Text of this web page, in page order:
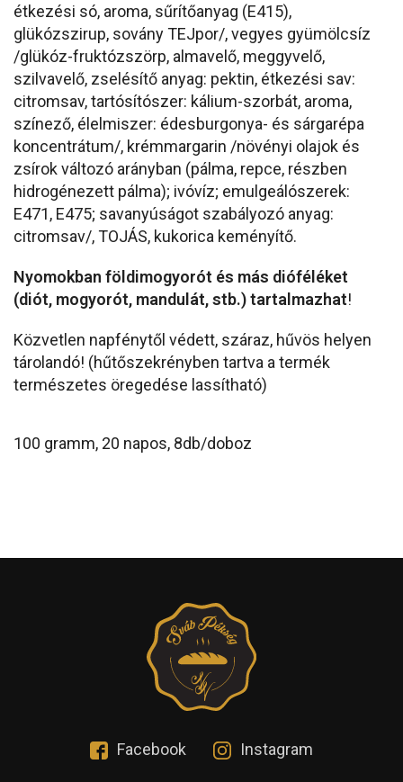
étkezési só, aroma, sűrítőanyag (E415),
glükózszirup, sovány TEJpor/, vegyes gyümölcsíz
/glükóz-fruktózszörp, almavelő, meggyvelő,
szilvavelő, zselésítő anyag: pektin, étkezési sav:
citromsav, tartósítószer: kálium-szorbát, aroma,
színező, élelmiszer: édesburgonya- és sárgarépa
koncentrátum/, krémmargarin /növényi olajok és
zsírok változó arányban (pálma, repce, részben
hidrogénezett pálma); ivóvíz; emulgeálószerek:
E471, E475; savanyúságot szabályozó anyag:
citromsav/, TOJÁS, kukorica keményítő.
Nyomokban földimogyorót és más dióféléket
(diót, mogyorót, mandulát, stb.) tartalmazhat!
Közvetlen napfénytől védett, száraz, hűvös helyen
tárolandó! (hűtőszekrényben tartva a termék
természetes öregedése lassítható)
100 gramm, 20 napos, 8db/doboz
Facebook Instagram